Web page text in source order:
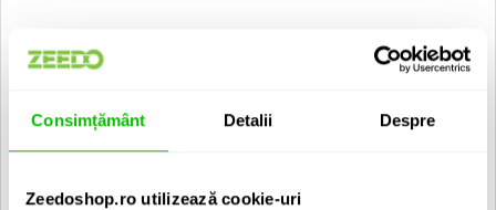
Consimțământ Detalii Despre
Zeedoshop.ro utilizează cookie-uri
Caracteristici crash:
Greutate: Medie
Caracteristica sonora: Bright
Mix frecvente: Clean